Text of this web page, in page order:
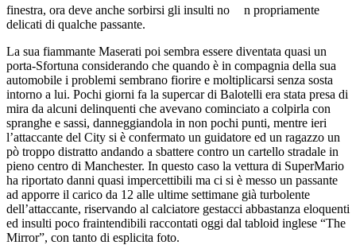
finestra, ora deve anche sorbirsi gli insulti no
n propriamente
delicati di qualche passante.
La sua fiammante Maserati poi sembra essere diventata quasi un
porta-Sfortuna considerando che quando è in compagnia della sua
automobile i problemi sembrano fiorire e moltiplicarsi senza sosta
intorno a lui. Pochi giorni fa la supercar di Balotelli era stata presa di
mira da alcuni delinquenti che avevano cominciato a colpirla con
spranghe e sassi, danneggiandola in non pochi punti, mentre ieri
l’attaccante del City si è confermato un guidatore ed un ragazzo un
pò troppo distratto andando a sbattere contro un cartello stradale in
pieno centro di Manchester. In questo caso la vettura di SuperMario
ha riportato danni quasi impercettibili ma ci si è messo un passante
ad apporre il carico da 12 alle ultime settimane già turbolente
dell’attaccante, riservando al calciatore gestacci abbastanza eloquenti
ed insulti poco fraintendibili raccontati oggi dal tabloid inglese “The
Mirror”, con tanto di esplicita foto.